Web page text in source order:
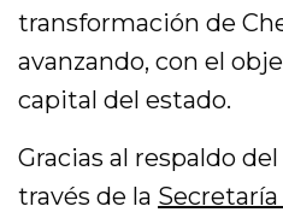
transformación de
avanzando, con el
capital del estado.
Gracias al respaldo
través de la